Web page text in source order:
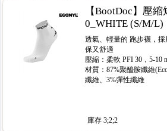
【BootDoc】壓
0_WHITE (S/M/L)
透氣、輕量的 跑步襪，
保又舒適
壓縮：柔軟 PFI 30，5-10
材質：87%聚醯胺纖維
纖維、3%彈性纖維
庫存 3;2;2